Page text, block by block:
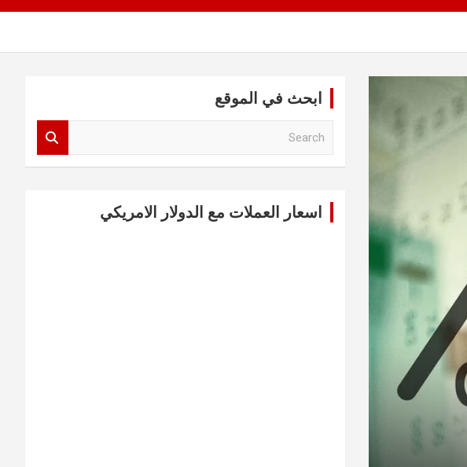
ابحث في الموقع
اسعار العملات مع الدولار الامريكي